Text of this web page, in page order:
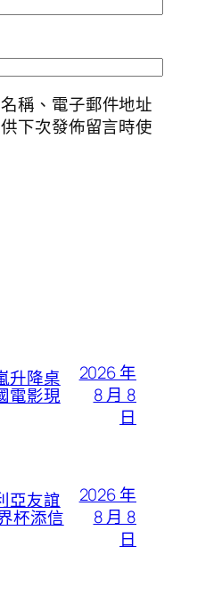
稱、電子郵件地址
下次發佈留言時使
升降桌
電影現
2026 年
8 月 8
日
亞友誼
杯添信
2026 年
8 月 8
日